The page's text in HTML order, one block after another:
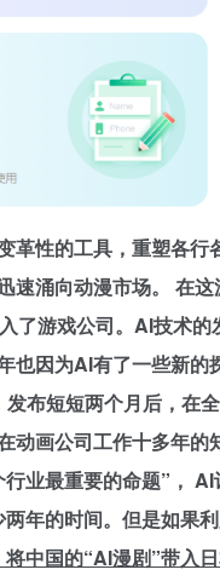
性的工具，重塑各行
涌向动漫市场。 在
了游戏公司。AI技术
也因为AI有了一些新
布短短两个月后，在
画公司工作十多年
业最重要的命题”，
年的时间。但是如果
中国的“AI漫剧”带入